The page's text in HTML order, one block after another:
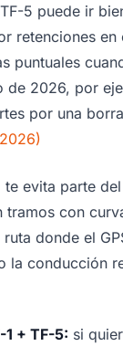
5 puede ir
retenciones en
puntuales
de 2026, por
por una
evita parte
tramos con
donde el
la conducción
+ TF-5: si